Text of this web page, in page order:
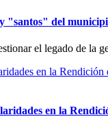
"santos" del
el legado de
en la